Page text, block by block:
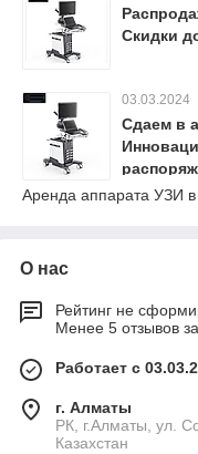
Скидки
03.03.2024
Сдаем в
Аренда аппарата УЗИ в
О нас
Рейтинг не
Менее 5 отзывов
Работает с
г. Алматы
РК, г.Алматы, ул.
Казахстан